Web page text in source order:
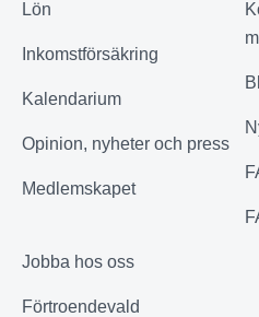
Lön
Inkomstförsäkring
Kalendarium
Opinion, nyheter och press
Medlemskapet
Jobba hos oss
Förtroendevald